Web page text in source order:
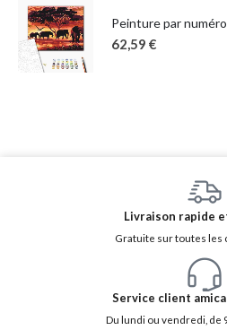
Peinture par
62,59 €
Livraison rapide
Gratuite sur toutes les
Service client
Du lundi ou vendredi, de